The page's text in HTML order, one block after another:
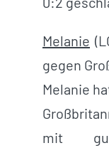
Melanie
gegen
Melanie
mit